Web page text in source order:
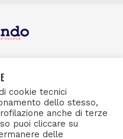
cookie tecnici
dello stesso,
anche di terze
puoi cliccare su
delle